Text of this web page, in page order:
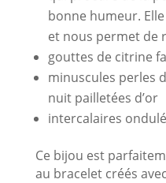
bonne humeur.
et nous permet de
gouttes de citrine
minuscules perles
nuit pailletées d’or
intercalaires
Ce bijou est
au bracelet créés